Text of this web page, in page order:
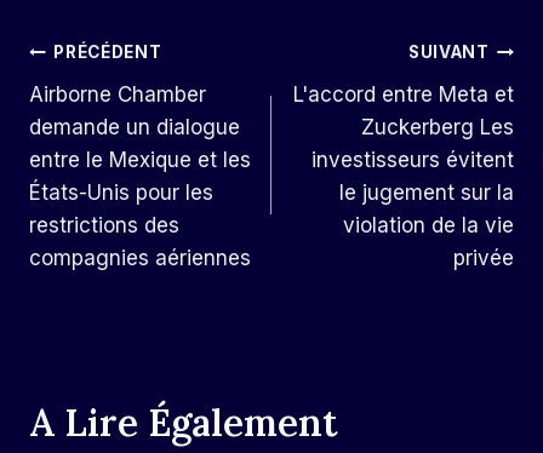
Navigation
De
L’article
PRÉCÉDENT
Airborne Chamber
demande un dialogue
entre le Mexique et les
États-Unis pour les
restrictions des
compagnies aériennes
SUIVANT
L'accord entre Meta et
Zuckerberg Les
investisseurs évitent
le jugement sur la
violation de la vie
privée
A Lire Également